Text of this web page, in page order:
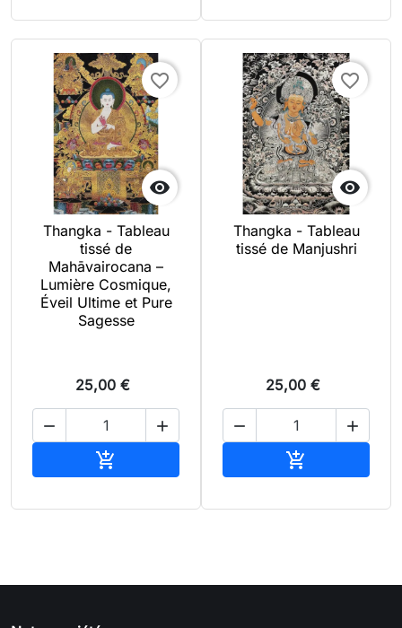

favorite_border
Thangka - Tableau
tissé de
Mahāvairocana –
Lumière Cosmique,
Éveil Ultime et Pure
Sagesse
25,00 €
 


favorite_border
Thangka - Tableau
tissé de Manjushri
25,00 €
 
